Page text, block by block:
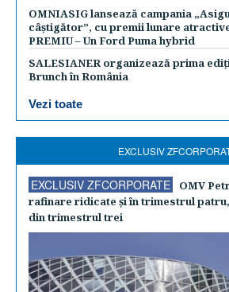
OMNIASIG lansează campania
câștigător”, cu premii lunare
PREMIU – Un Ford Puma hybrid
SALESIANER organizează prima
Brunch în România
Vezi toate
EXCLUSIV
EXCLUSIV ZFCORPORATE
OMV
rafinare ridicate şi în trimestrul
din trimestrul trei